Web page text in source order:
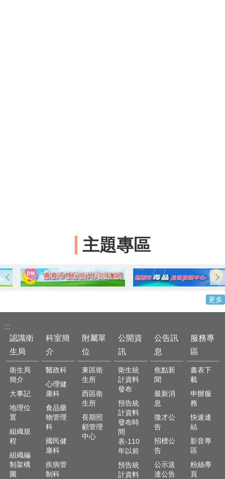
主題專區
更多
:::
認識衛
生局
衛生局
簡介
大事記
地理位
置
組織規
程
組織編
制架構
圖
科室簡
介
醫政科
心理健
康科
食品藥
物管理
科
國民健
康科
疾病管
制科
附屬單
位
東區衛
生所
西區衛
生所
長期照
顧管理
中心
公開資
訊
衛生統
計資料
發布
預告統
計資料
發布時
間
表-110
年以前
預告統
計資料
公告訊
息
焦點新
聞
最新消
息
徵才公
告
招標公
告
公示送
達公告
服務專
區
書表下
載
申辦服
務
快速連
結
影音專
區
粉絲專
頁